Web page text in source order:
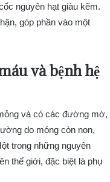
nguyên hạt giàu kẽm.
góp phần vào một
và bệnh hệ
và có các đường mờ,
do móng còn non,
trong những nguyên
thế giới, đặc biệt là phụ